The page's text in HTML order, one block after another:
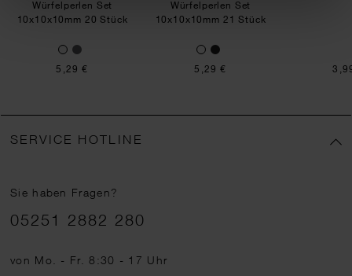
Würfelperlen Set
10x10x10mm 20 Stück
5,29 €
Würfelperlen Set
10x10x10mm 21 Stück
5,29 €
SERVICE HOTLINE
Sie haben Fragen?
Telefonnummer
05251 2882 280
von Mo. - Fr. 8:30 - 17 Uhr